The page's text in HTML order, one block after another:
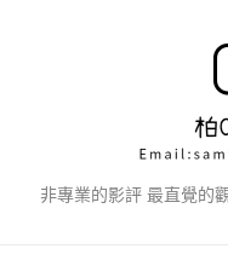
非專業的影評 最直覺的